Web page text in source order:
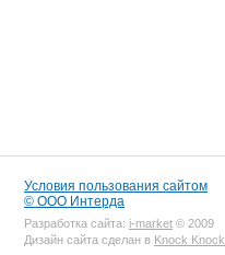
Условия пользования сайтом
© ООО Интерда
Разработка сайта: i-market © 2009
Дизайн сайта сделан в Knock Knock